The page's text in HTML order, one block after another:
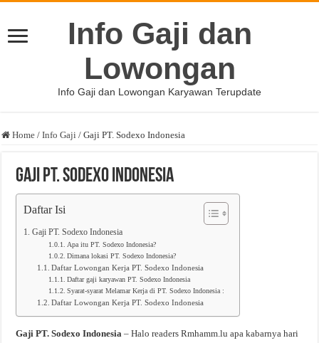
Info Gaji dan
Lowongan
Info Gaji dan Lowongan Karyawan Terupdate
Home / Info Gaji / Gaji PT. Sodexo Indonesia
Gaji PT. Sodexo Indonesia
Daftar Isi
Gaji PT. Sodexo Indonesia
Apa itu PT. Sodexo Indonesia?
Dimana lokasi PT. Sodexo Indonesia?
Daftar Lowongan Kerja PT. Sodexo Indonesia
Daftar gaji karyawan PT. Sodexo Indonesia
Syarat-syarat Melamar Kerja di PT. Sodexo Indonesia :
Daftar Lowongan Kerja PT. Sodexo Indonesia
Gaji PT. Sodexo Indonesia– Halo readers Rmhamm.lu apa kabarnya hari